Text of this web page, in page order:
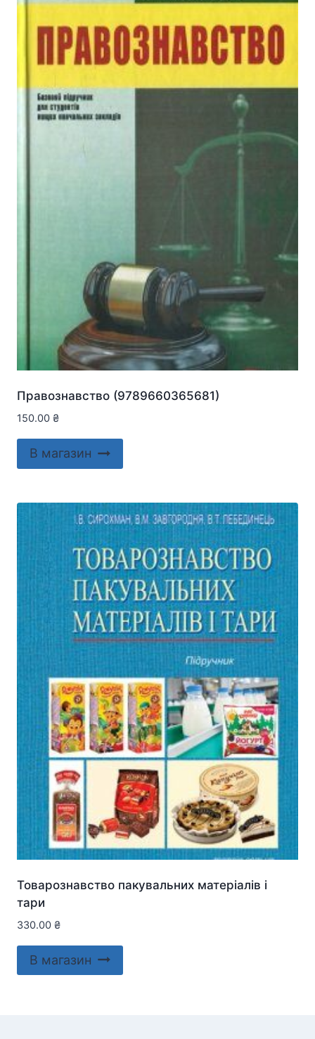
Правознавство (9789660365681)
150.00 ₴
В магазин
Товарознавство пакувальних матеріалів і
тари
330.00 ₴
В магазин